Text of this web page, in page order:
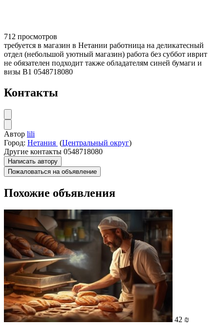
712 просмотров
требуется в магазин в Нетании работница на деликатесный
отдел (небольшой уютный магазин) работа без суббот иврит
не обязателен подходит также обладателям синей бумаги и
визы В1 0548718080
Контакты
Автор lili
Город: Нетания (Центральный округ)
Другие контакты 0548718080
Написать автору
Пожаловаться на объявление
Похожие объявления
42 ₪